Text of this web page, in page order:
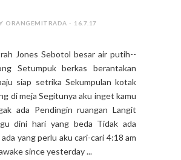
ORANGEMITRADA - 16.7.17
Jones Sebotol besar air putih--
Setumpuk berkas berantakan
siap setrika Sekumpulan kotak
di meja Segitunya aku inget kamu
ada Pendingin ruangan Langit
dini hari yang beda Tidak ada
yang perlu aku cari-cari 4:18 am
since yesterday ...